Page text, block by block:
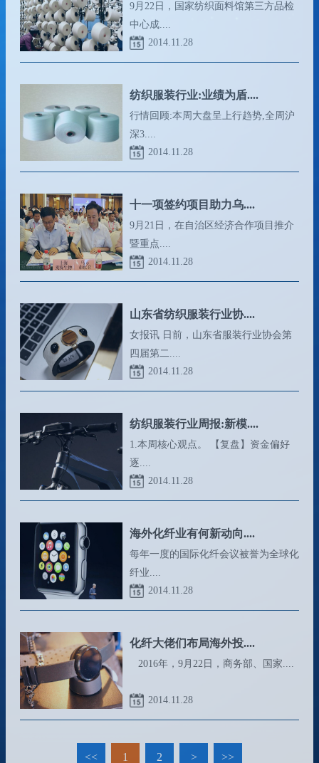
9月22日，国家纺织面料馆第三方品检
中心成....
2014.11.28
纺织服装行业:业绩为盾....
行情回顾:本周大盘呈上行趋势,全周沪
深3....
2014.11.28
十一项签约项目助力乌....
9月21日，在自治区经济合作项目推介
暨重点....
2014.11.28
山东省纺织服装行业协....
女报讯 日前，山东省服装行业协会第
四届第二....
2014.11.28
纺织服装行业周报:新模....
1.本周核心观点。 【复盘】资金偏好
逐....
2014.11.28
海外化纤业有何新动向....
每年一度的国际化纤会议被誉为全球化
纤业....
2014.11.28
化纤大佬们布局海外投....
2016年，9月22日，商务部、国家....
2014.11.28
<< 1 2 > >>